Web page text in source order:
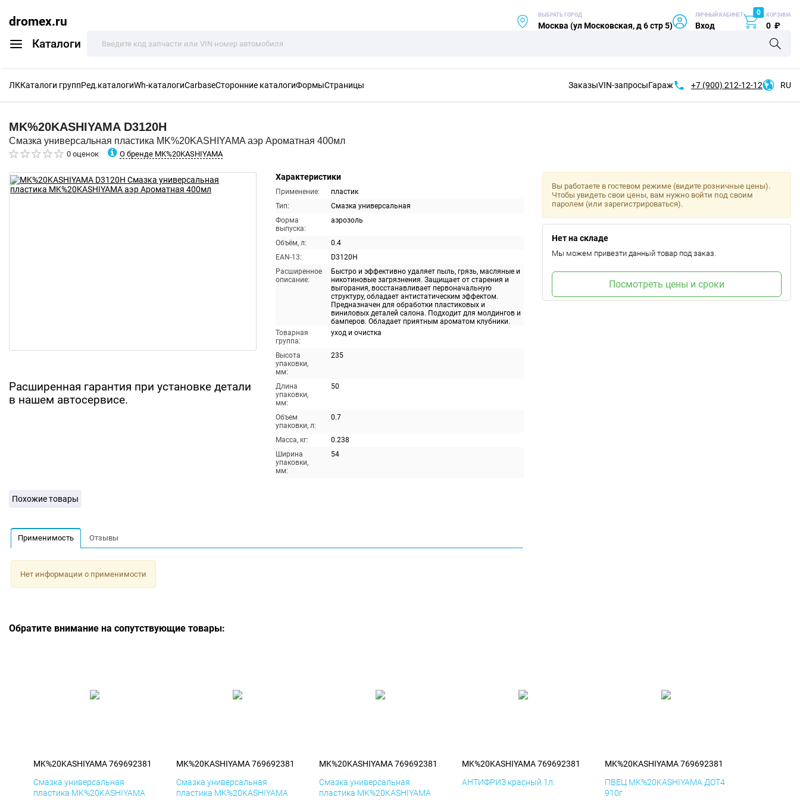
dromex.ru
Каталоги
ВЫБРАТЬ ГОРОД
Москва (ул Московская, д 6 стр 5)
ЛИЧНЫЙ КАБИНЕТ
Вход
0 КОРЗИНА
0 ₽
ЛККаталоги группРед.каталогиWh-каталогиCarbaseСторонние каталогиФормыСтраницы ЗаказыVIN-запросыГараж +7 (900) 212-12-12 RU
MK%20KASHIYAMA D3120H
Смазка универсальная пластика MK%20KASHIYAMA аэр Ароматная 400мл
0 оценок О бренде MK%20KASHIYAMA
Расширенная гарантия при установке детали
в нашем автосервисе.
Характеристики
Применение:
пластик
Тип:
Смазка универсальная
Форма
выпуска:
аэрозоль
Объём, л:
0.4
EAN-13:
D3120H
Расширенное
описание:
Быстро и эффективно удаляет пыль, грязь, масляные и
никотиновые загрязнения. Защищает от старения и
выгорания, восстанавливает первоначальную
структуру, обладает антистатическим эффектом.
Предназначен для обработки пластиковых и
виниловых деталей салона. Подходит для молдингов и
бамперов. Обладает приятным ароматом клубники.
Товарная
группа:
уход и очистка
Высота
упаковки,
мм:
235
Длина
упаковки,
мм:
50
Объем
упаковки, л:
0.7
Масса, кг:
0.238
Ширина
упаковки,
мм:
54
Вы работаете в гостевом режиме (видите розничные цены).
Чтобы увидеть свои цены, вам нужно войти под своим
паролем (или зарегистрироваться).
Нет на складе
Мы можем привезти данный товар под заказ.
Посмотреть цены и сроки
Похожие товары
Применимость Отзывы
Нет информации о применимости
Обратите внимание на сопутствующие товары:
MK%20KASHIYAMA 769692381
Смазка универсальная
пластика MK%20KASHIYAMA
MK%20KASHIYAMA 769692381
Смазка универсальная
пластика MK%20KASHIYAMA
MK%20KASHIYAMA 769692381
Смазка универсальная
пластика MK%20KASHIYAMA
MK%20KASHIYAMA 769692381
АНТИФРИЗ красный 1л.
MK%20KASHIYAMA 769692381
ПВЕЦ MK%20KASHIYAMA ДОТ4
910г